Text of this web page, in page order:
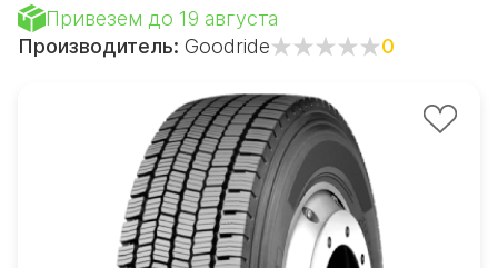
Привезем до 19 августа
Производитель: Goodride 0